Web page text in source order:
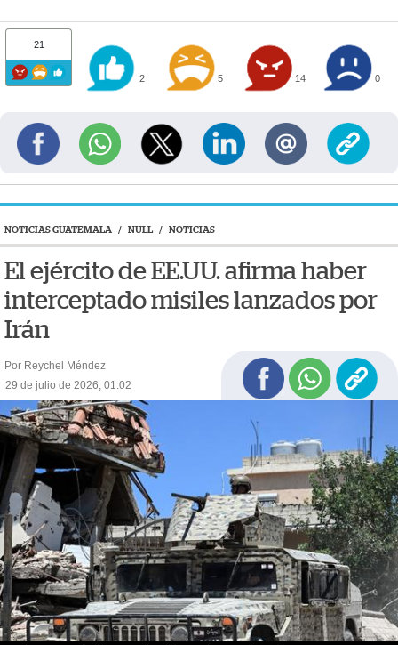
21
2 5 14 0
NOTICIAS GUATEMALA / NULL / NOTICIAS
El ejército de EE.UU. afirma haber
interceptado misiles lanzados por
Irán
Por Reychel Méndez
29 de julio de 2026, 01:02